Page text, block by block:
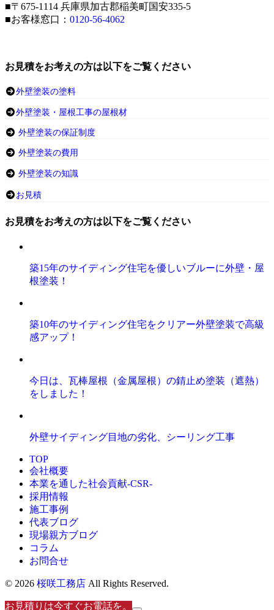
■〒675-1114 兵庫県加古郡稲美町国安335-5
■お客様窓口： 0120-56-4062
お見積をお考えの方は以下をご覧ください
外壁塗装の塗料
外壁塗装・屋根工事の屋根材
外壁塗装の保証制度
外壁塗装の費用
外壁塗装の知識
お見積
お見積をお考えの方は以下をご覧ください
築15年のサイディング住宅を優しいブルーに外壁・屋
根塗装！
築10年のサイディング住宅をクリアー外壁塗装で高級
感アップ！
今日は、瓦棒屋根（金属屋根）の錆止め塗装（遮熱）
をしました！
外壁サイディング目地の劣化、シーリング工事
TOP
会社概要
本業を通した社会貢献-CSR-
採用情報
施工事例
代表ブログ
現場親方ブログ
コラム
お問合せ
© 2026 桜咲工務店 All Rights Reserved.
お見積りは今すぐお電話を。